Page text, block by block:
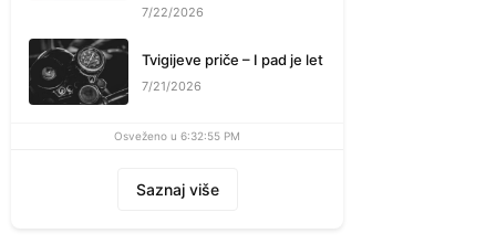
7/22/2026
Tvigijeve priče – I pad je let
7/21/2026
Osveženo u 6:32:55 PM
Saznaj više